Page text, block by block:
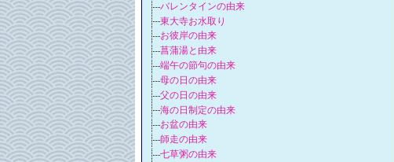
バレンタインの由来
東大寺お水取り
お彼岸の由来
菖蒲湯と由来
端午の節句の由来
母の日の由来
父の日の由来
海の日制定の由来
お盆の由来
師走の由来
七草粥の由来